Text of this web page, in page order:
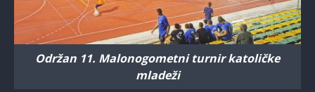
Održan 11. Malonogometni turnir katoličke
mladeži